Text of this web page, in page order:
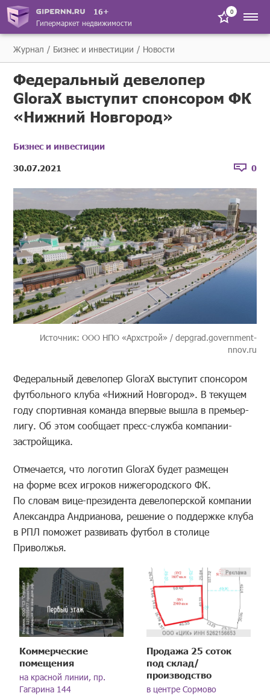
16+
Гипермаркет недвижимости
0
Журнал Бизнес и инвестиции Новости
Федеральный девелопер
GloraX выступит спонсором ФК
«Нижний Новгород»
Бизнес и инвестиции
30.07.2021
0
Источник: ООО НПО «Архстрой» / depgrad.government-
nnov.ru
Федеральный девелопер GloraX выступит спонсором
футбольного клуба «Нижний Новгород». В текущем
году спортивная команда впервые вышла в премьер-
лигу. Об этом сообщает пресс-служба компании-
застройщика.
Отмечается, что логотип GloraX будет размещен
на форме всех игроков нижегородского ФК.
По словам вице-президента девелоперской компании
Александра Андрианова, решение о поддержке клуба
в РПЛ поможет развивать футбол в столице
Приволжья.
Коммерческие
помещения
на красной линии, пр.
Гагарина 144
Продажа 25 соток
под склад/
производство
в центре Сормово